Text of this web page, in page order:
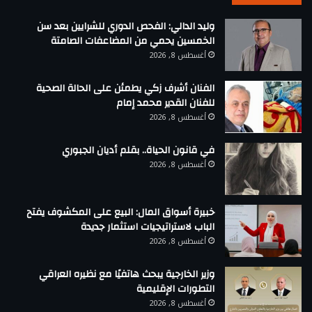
وليد الدالي: الفحص الدوري للشرايين بعد سن
الخمسين يحمي من المضاعفات الصامتة
أغسطس 8, 2026
الفنان أشرف زكي يطمئن على الحالة الصحية
للفنان القدير محمد إمام
أغسطس 8, 2026
في قانون الحياة.. بقلم أديان الجبوري
أغسطس 8, 2026
خبيرة أسواق المال: البيع على المكشوف يفتح
الباب لاستراتيجيات استثمار جديدة
أغسطس 8, 2026
وزير الخارجية يبحث هاتفيًا مع نظيره العراقي
التطورات الإقليمية
أغسطس 8, 2026